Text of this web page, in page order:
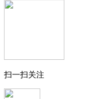
扫一扫关注